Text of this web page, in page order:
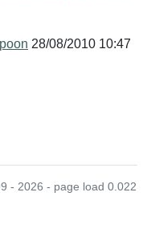
28/08/2010 10:47
- 2026 - page load 0.022